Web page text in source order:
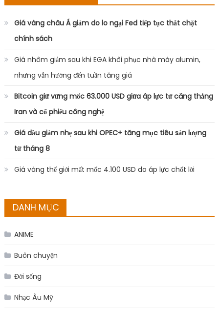
Giá vàng châu Á giảm do lo ngại Fed tiếp tục thắt chặt
chính sách
Giá nhôm giảm sau khi EGA khôi phục nhà máy alumin,
nhưng vẫn hướng đến tuần tăng giá
Bitcoin giữ vững mốc 63.000 USD giữa áp lực từ căng thẳng
Iran và cổ phiếu công nghệ
Giá dầu giảm nhẹ sau khi OPEC+ tăng mục tiêu sản lượng
từ tháng 8
Giá vàng thế giới mất mốc 4.100 USD do áp lực chốt lời
DANH MỤC
ANIME
Buôn chuyện
Đời sống
Nhạc Âu Mỹ